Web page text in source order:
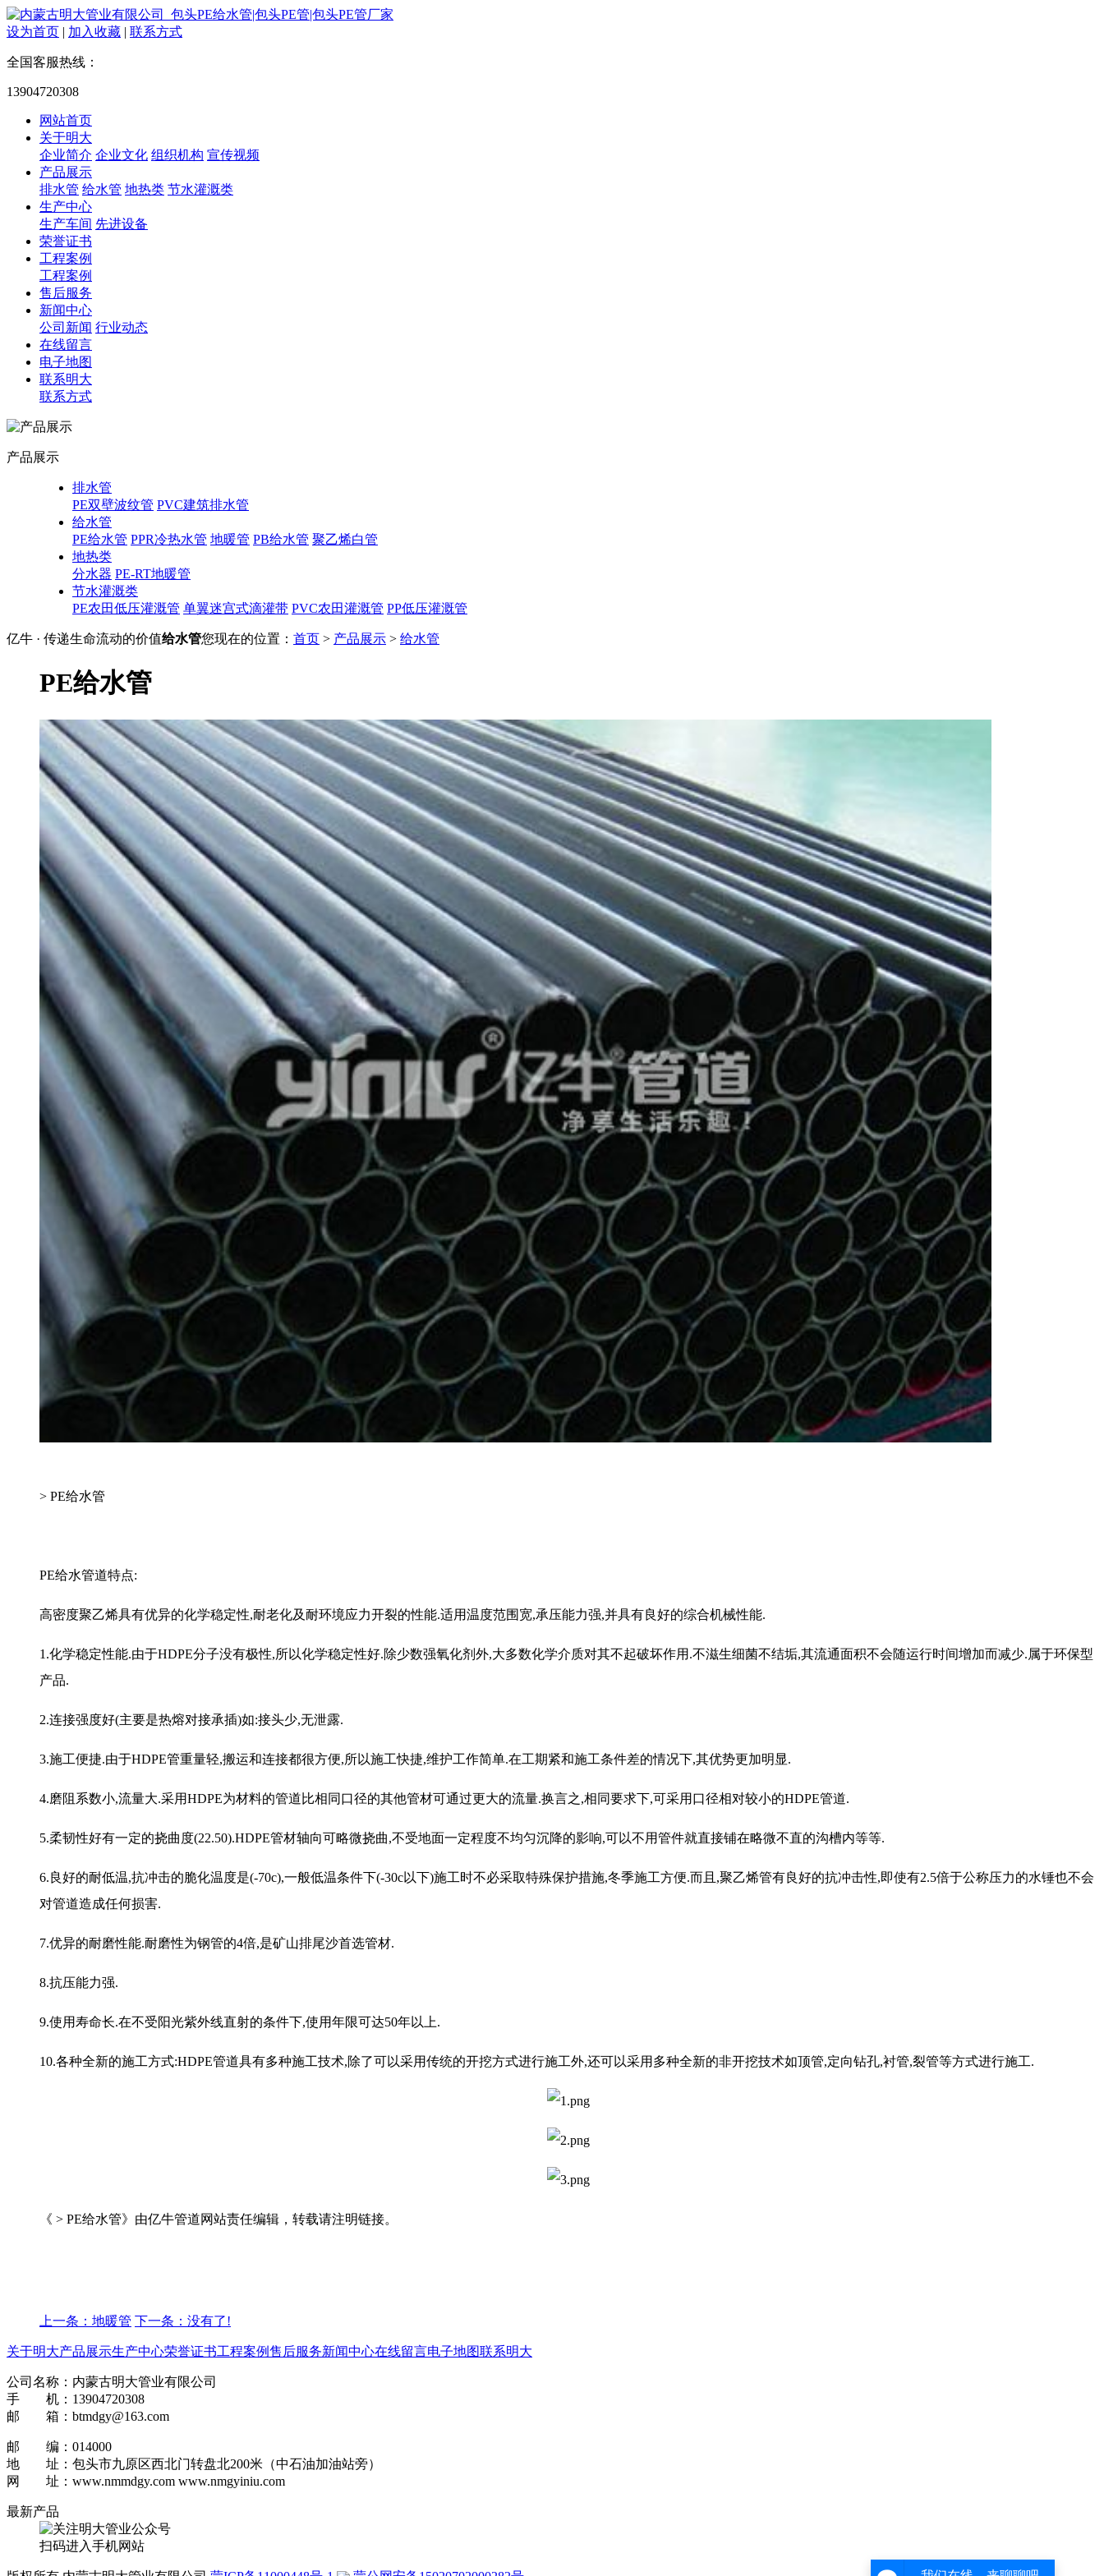
设为首页 | 加入收藏 | 联系方式
全国客服热线：
13904720308
网站首页
关于明大
企业简介 企业文化 组织机构 宣传视频
产品展示
排水管 给水管 地热类 节水灌溉类
生产中心
生产车间 先进设备
荣誉证书
工程案例
工程案例
售后服务
新闻中心
公司新闻 行业动态
在线留言
电子地图
联系明大
联系方式
产品展示
排水管
PE双壁波纹管 PVC建筑排水管
给水管
PE给水管 PPR冷热水管 地暖管 PB给水管 聚乙烯白管
地热类
分水器 PE-RT地暖管
节水灌溉类
PE农田低压灌溉管 单翼迷宫式滴灌带 PVC农田灌溉管 PP低压灌溉管
亿牛 · 传递生命流动的价值给水管您现在的位置： 首页 > 产品展示 > 给水管
PE给水管
> PE给水管
PE给水管道特点:
高密度聚乙烯具有优异的化学稳定性,耐老化及耐环境应力开裂的性能.适用温度范围宽,承压能力强,并具有良好的综合机械性能.
1.化学稳定性能.由于HDPE分子没有极性,所以化学稳定性好.除少数强氧化剂外,大多数化学介质对其不起破坏作用.不滋生细菌不结垢,其流通面积不会随运行时间增加而减少.属于环保型
产品.
2.连接强度好(主要是热熔对接承插)如:接头少,无泄露.
3.施工便捷.由于HDPE管重量轻,搬运和连接都很方便,所以施工快捷,维护工作简单.在工期紧和施工条件差的情况下,其优势更加明显.
4.磨阻系数小,流量大.采用HDPE为材料的管道比相同口径的其他管材可通过更大的流量.换言之,相同要求下,可采用口径相对较小的HDPE管道.
5.柔韧性好有一定的挠曲度(22.50).HDPE管材轴向可略微挠曲,不受地面一定程度不均匀沉降的影响,可以不用管件就直接铺在略微不直的沟槽内等等.
6.良好的耐低温,抗冲击的脆化温度是(-70c),一般低温条件下(-30c以下)施工时不必采取特殊保护措施,冬季施工方便.而且,聚乙烯管有良好的抗冲击性,即使有2.5倍于公称压力的水锤也不会
对管道造成任何损害.
7.优异的耐磨性能.耐磨性为钢管的4倍,是矿山排尾沙首选管材.
8.抗压能力强.
9.使用寿命长.在不受阳光紫外线直射的条件下,使用年限可达50年以上.
10.各种全新的施工方式:HDPE管道具有多种施工技术,除了可以采用传统的开挖方式进行施工外,还可以采用多种全新的非开挖技术如顶管,定向钻孔,衬管,裂管等方式进行施工.
《 > PE给水管》由亿牛管道网站责任编辑，转载请注明链接。
上一条：地暖管 下一条：没有了!
关于明大产品展示生产中心荣誉证书工程案例售后服务新闻中心在线留言电子地图联系明大
公司名称：内蒙古明大管业有限公司
手 机：13904720308
邮 箱：btmdgy@163.com
邮 编：014000
地 址：包头市九原区西北门转盘北200米（中石油加油站旁）
网 址：www.nmmdgy.com www.nmgyiniu.com
最新产品
扫码进入手机网站